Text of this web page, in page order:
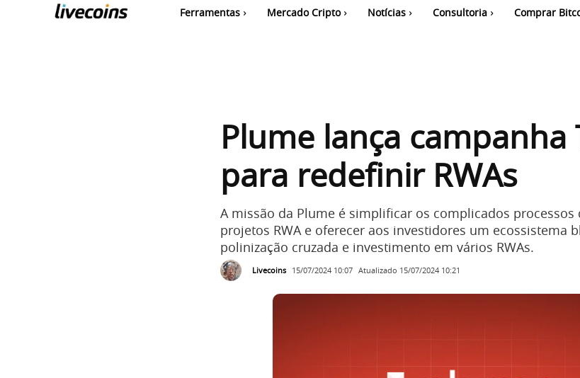
Ferramentas Mercado Cripto Notícias Consultoria Comprar
Plume lança campanha
para redefinir RWAs
A missão da Plume é simplificar os complicados
projetos RWA e oferecer aos investidores um ecossistema
polinização cruzada e investimento em vários RWAs.
Livecoins 15/07/2024 10:07 Atualizado 15/07/2024 10:21